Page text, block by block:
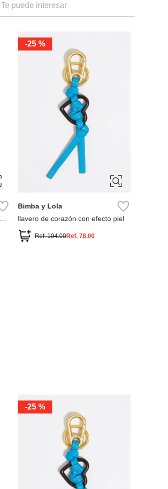
Te puede interesar
-25 %
Bimba y Lola
llavero de corazón con efecto piel
Ref.104.00Ref. 78.00
-25 %